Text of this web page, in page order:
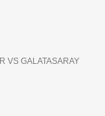
VS GALATASARAY